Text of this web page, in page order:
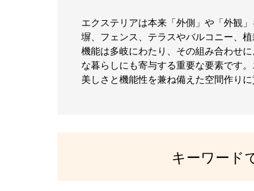
エクステリアは本来「外側」や「外観
塀、フェンス、テラスやバルコニー、
機能は多岐にわたり、その組み合わせ
な暮らしにも寄与する重要な要素です
美しさと機能性を兼ね備えた空間作りに
キーワード